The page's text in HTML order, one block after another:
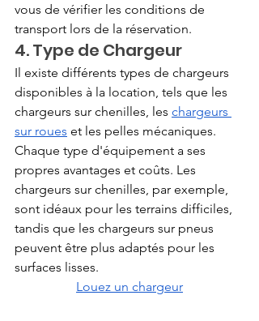
vous de vérifier les conditions de
transport lors de la réservation.
4. Type de Chargeur
Il existe différents types de chargeurs
disponibles à la location, tels que les
chargeurs sur chenilles, les chargeurs
sur roues et les pelles mécaniques.
Chaque type d'équipement a ses
propres avantages et coûts. Les
chargeurs sur chenilles, par exemple,
sont idéaux pour les terrains difficiles,
tandis que les chargeurs sur pneus
peuvent être plus adaptés pour les
surfaces lisses.
Louez un chargeur